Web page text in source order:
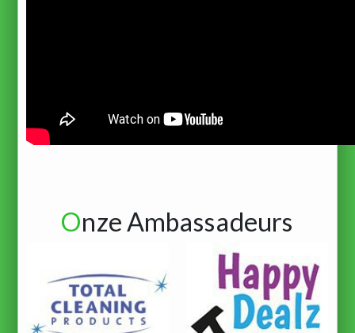
Onze Ambassadeurs